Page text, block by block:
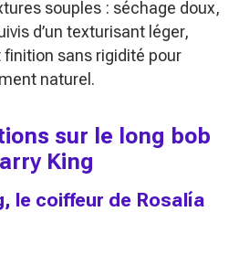
souples : séchage doux,
d’un texturisant léger,
sans rigidité pour
naturel.
sur le long bob
King
le coiffeur de Rosalía